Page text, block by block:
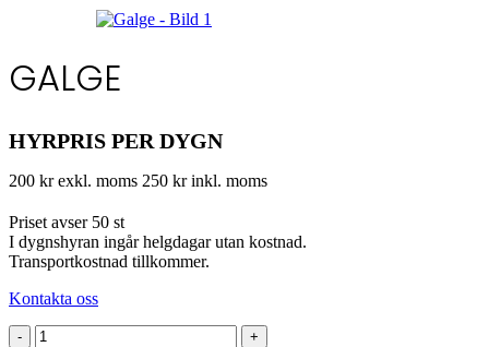
GALGE
HYRPRIS PER DYGN
200 kr exkl. moms 250 kr inkl. moms
Priset avser 50 st
I dygnshyran ingår helgdagar utan kostnad.
Transportkostnad tillkommer.
Kontakta oss
Galge